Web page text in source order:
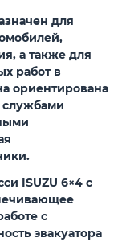
для
а также для
работ в
ориентирована
службами
ISUZU 6×4 с
с
эвакуатора